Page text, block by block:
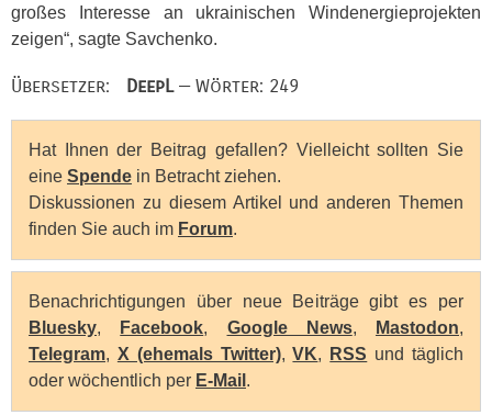
großes Interesse an ukrainischen Windenergieprojekten
zeigen“, sagte Savchenko.
Übersetzer: DeepL— Wörter: 249
Hat Ihnen der Beitrag gefallen? Vielleicht sollten Sie
eine Spende in Betracht ziehen.
Diskussionen zu diesem Artikel und anderen Themen
finden Sie auch im Forum.
Benachrichtigungen über neue Beiträge gibt es per
Bluesky, Facebook, Google News, Mastodon,
Telegram, X (ehemals Twitter),VK, RSS und täglich
oder wöchentlich per E-Mail .